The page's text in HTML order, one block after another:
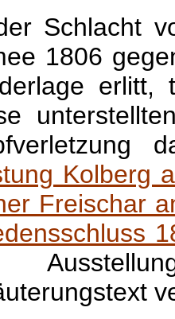
Schlacht
1806
erlitt,
Kolberg
Freischar